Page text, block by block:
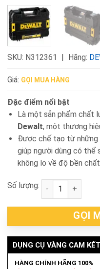
SKU: N312361 Hãng:
Giá: GỌI MUA HÀNG
Đặc điểm nổi bật
Là một sản phẩm chất
Dewalt, một thương
Được chế tạo từ những
giúp người dùng có thể
không lo về độ bền
Số lượng: Vali nhựa
GỌI
DỤNG CỤ VÀNG CAM KẾT
HÀNG CHÍNH HÃNG 100%